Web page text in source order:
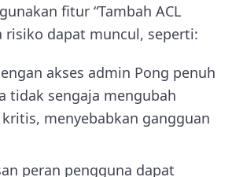
fitur “Tambah ACL
risiko dapat muncul, seperti:
akses admin Pong penuh
tidak sengaja mengubah
menyebabkan gangguan
peran pengguna dapat